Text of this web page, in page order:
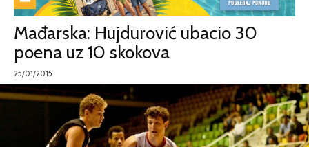
Mađarska: Hujdurović ubacio 30
poena uz 10 skokova
25/01/2015